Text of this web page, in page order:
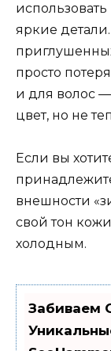
использовать
яркие детали.
просто
и для волос
цвет, но не
Если вы
внешности
свой тон
холодным.
Забиваем